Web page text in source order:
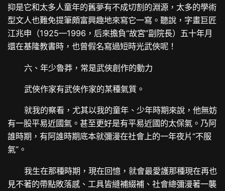
抑是它和太多人童年的舊夢有不成切割的淵源，太多的學術
型文人也難免提筆頗富興趣地來寫它一寫。聽說，字畫巨匠
江兆申（1925—1996，后來擔負“故宮”副院長）五十年月
還在基隆教書時，也曾假名寫過短時光武俠呢！
六、年少魯莽，常是武俠創作的動力
武俠作家有武俠作家的某種氣質。
就我的察看，尤其以我的童年、少年時期來說，他無妨
有一股平易近國氣。甚至更好是有平易近國的太保氣。乃阿
誰時期，有阿誰時期底本就彌漫在社會上的一年夜片“不服
氣”。
我生在那種時期，現在回憶，就會最愛護那種現在再也
見不著的帶點敗落感、工具皆縫補綴補、社會總彌漫著一襲